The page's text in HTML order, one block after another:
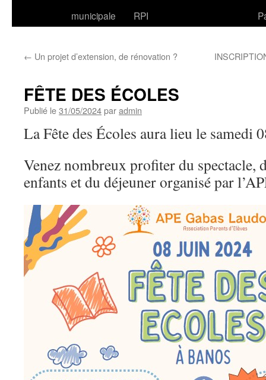
municipale
RPI
← Un projet d’extension, de rénovation ?
FÊTE DES ÉCOLES
Publié le31/05/2024paradmin
La Fête des Écoles aura lieu le samedi
Venez nombreux profiter du spectacle,
enfants et du déjeuner organisé par